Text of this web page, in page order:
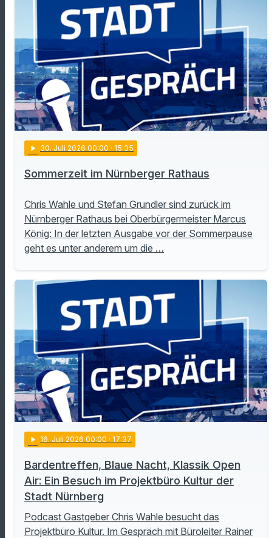
play_arrow 30. Juli 2026 00:00 · 15:35
Sommerzeit im Nürnberger Rathaus
Chris Wahle und Stefan Grundler sind zurück im
Nürnberger Rathaus bei Oberbürgermeister Marcus
König: In der letzten Ausgabe vor der Sommerpause
geht es unter anderem um die …
play_arrow 16. Juli 2026 00:00 · 17:37
Bardentreffen, Blaue Nacht, Klassik Open
Air: Ein Besuch im Projektbüro Kultur der
Stadt Nürnberg
Podcast Gastgeber Chris Wahle besucht das
Projektbüro Kultur. Im Gespräch mit Büroleiter Rainer